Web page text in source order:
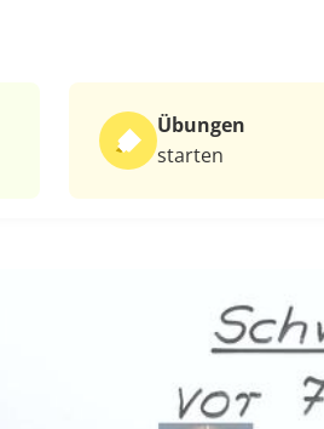
Übungen
starten